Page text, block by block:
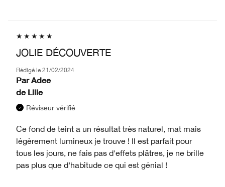
JOLIE DÉCOUVERTE
Rédigé le 21/02/2024
Par Adee
de Lille
Réviseur vérifié
Ce fond de teint a un résultat très naturel, mat mais
légèrement lumineux je trouve ! Il est parfait pour
tous les jours, ne fais pas d'effets plâtres, je ne brille
pas plus que d'habitude ce qui est génial !